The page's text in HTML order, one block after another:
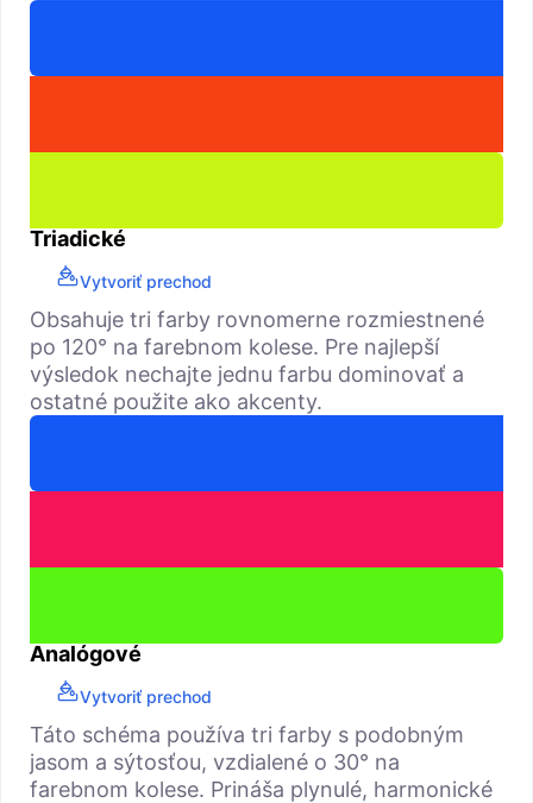
Triadické
Vytvoriť prechod
Obsahuje tri farby rovnomerne rozmiestnené
po 120° na farebnom kolese. Pre najlepší
výsledok nechajte jednu farbu dominovať a
ostatné použite ako akcenty.
Analógové
Vytvoriť prechod
Táto schéma používa tri farby s podobným
jasom a sýtosťou, vzdialené o 30° na
farebnom kolese. Prináša plynulé, harmonické